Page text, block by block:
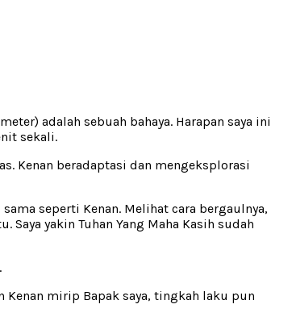
adalah sebuah bahaya. Harapan saya ini
sekali.
Kenan beradaptasi dan mengeksplorasi
seperti Kenan. Melihat cara bergaulnya,
Saya yakin Tuhan Yang Maha Kasih sudah
Kenan mirip Bapak saya, tingkah laku pun